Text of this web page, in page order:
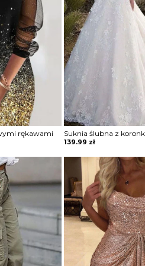
rękawami
139.99 zł